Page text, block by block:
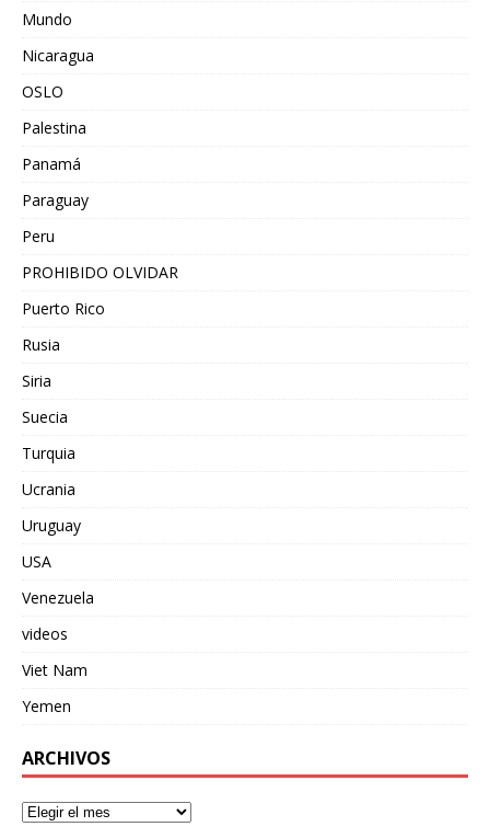
Mundo
Nicaragua
OSLO
Palestina
Panamá
Paraguay
Peru
PROHIBIDO OLVIDAR
Puerto Rico
Rusia
Siria
Suecia
Turquia
Ucrania
Uruguay
USA
Venezuela
videos
Viet Nam
Yemen
ARCHIVOS